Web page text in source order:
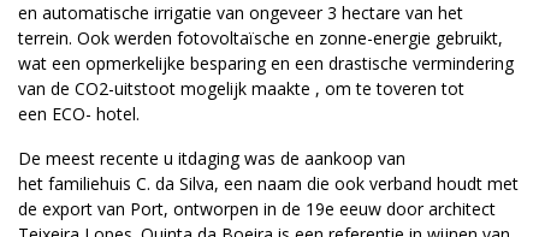
en automatische irrigatie van ongeveer 3 hectare van het
terrein. Ook werden fotovoltaïsche en zonne-energie gebruikt,
wat een opmerkelijke besparing en een drastische vermindering
van de CO2-uitstoot mogelijk maakte , om te toveren tot
een ECO- hotel.
De meest recente u itdaging was de aankoop van
het familiehuis C. da Silva, een naam die ook verband houdt met
de export van Port, ontworpen in de 19e eeuw door architect